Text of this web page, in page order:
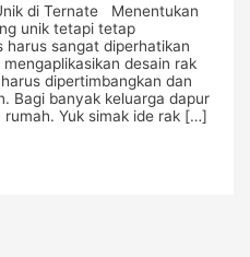
di Ternate Menentukan
unik tetapi tetap
harus sangat diperhatikan
desain rak
dipertimbangkan dan
Bagi banyak keluarga dapur
Yuk simak ide rak […]